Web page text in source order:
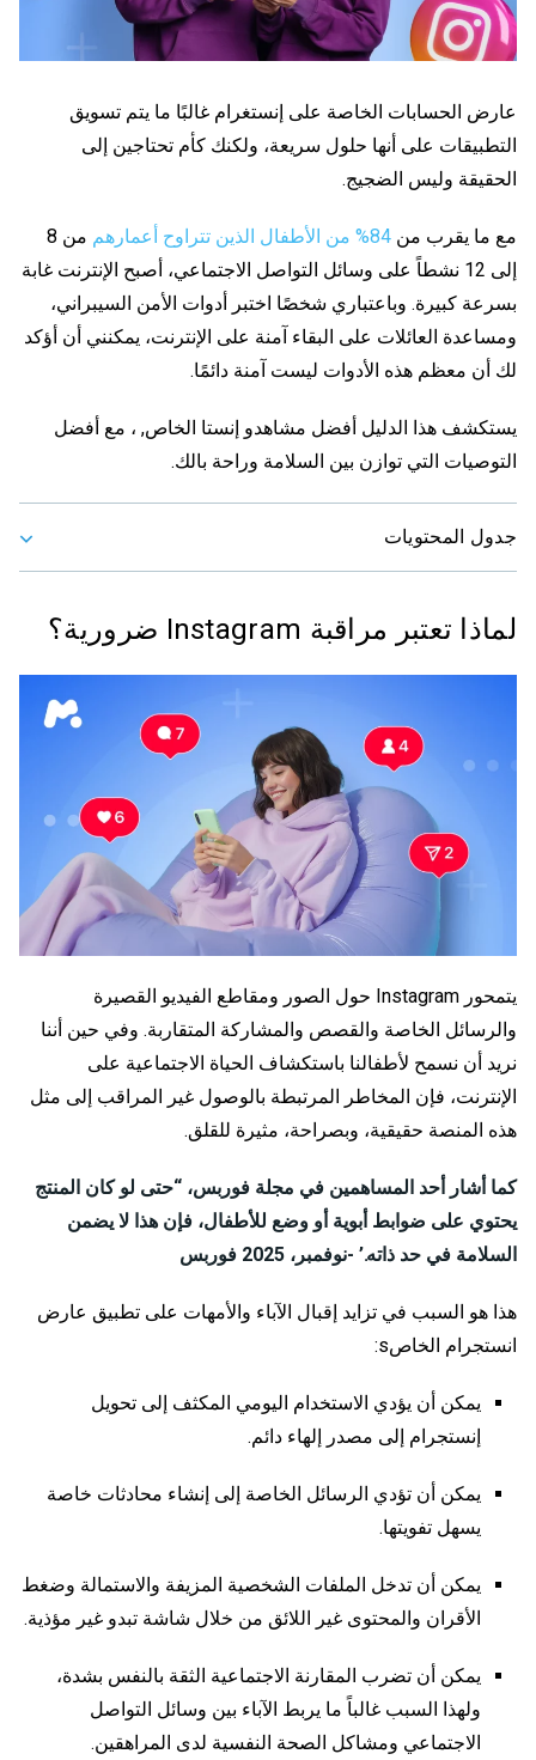
عارض الحسابات الخاصة على إنستغرام غالبًا ما يتم تسويق
التطبيقات على أنها حلول سريعة، ولكنك كأم تحتاجين إلى
الحقيقة وليس الضجيج.
مع ما يقرب من 84% من الأطفال الذين تتراوح أعمارهم
من 8
إلى 12 نشطاً على وسائل التواصل الاجتماعي، أصبح الإنترنت غابة
بسرعة كبيرة. وباعتباري شخصًا اختبر أدوات الأمن السيبراني،
ومساعدة العائلات على البقاء آمنة على الإنترنت، يمكنني أن أؤكد
لك أن معظم هذه الأدوات ليست آمنة دائمًا.
يستكشف هذا الدليل أفضل مشاهدو إنستا الخاص, ، مع أفضل
التوصيات التي توازن بين السلامة وراحة بالك.
جدول المحتويات
لماذا تعتبر مراقبة Instagram ضرورية؟
يتمحور Instagram حول الصور ومقاطع الفيديو القصيرة
والرسائل الخاصة والقصص والمشاركة المتقاربة. وفي حين أننا
نريد أن نسمح لأطفالنا باستكشاف الحياة الاجتماعية على
الإنترنت، فإن المخاطر المرتبطة بالوصول غير المراقب إلى مثل
هذه المنصة حقيقية، وبصراحة، مثيرة للقلق.
كما أشار أحد المساهمين في مجلة فوربس، “حتى لو كان المنتج
يحتوي على ضوابط أبوية أو وضع للأطفال، فإن هذا لا يضمن
السلامة في حد ذاته.’ -نوفمبر، 2025 فوربس
هذا هو السبب في تزايد إقبال الآباء والأمهات على تطبيق عارض
انستجرام الخاصs:
يمكن أن يؤدي الاستخدام اليومي المكثف إلى تحويل
إنستجرام إلى مصدر إلهاء دائم.
يمكن أن تؤدي الرسائل الخاصة إلى إنشاء محادثات خاصة
يسهل تفويتها.
يمكن أن تدخل الملفات الشخصية المزيفة والاستمالة وضغط
الأقران والمحتوى غير اللائق من خلال شاشة تبدو غير مؤذية.
يمكن أن تضرب المقارنة الاجتماعية الثقة بالنفس بشدة،
ولهذا السبب غالباً ما يربط الآباء بين وسائل التواصل
الاجتماعي ومشاكل الصحة النفسية لدى المراهقين.